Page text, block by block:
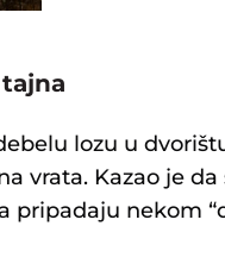
lozu u
vrata. Kazao je da
pripadaju nekom